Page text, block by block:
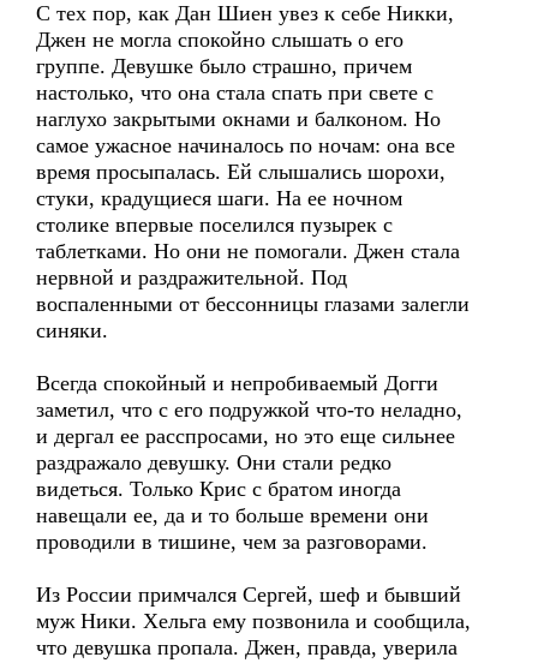
С тех пор, как Дан Шиен увез к себе Никки,
Джен не могла спокойно слышать о его
группе. Девушке было страшно, причем
настолько, что она стала спать при свете с
наглухо закрытыми окнами и балконом. Но
самое ужасное начиналось по ночам: она все
время просыпалась. Ей слышались шорохи,
стуки, крадущиеся шаги. На ее ночном
столике впервые поселился пузырек с
таблетками. Но они не помогали. Джен стала
нервной и раздражительной. Под
воспаленными от бессонницы глазами залегли
синяки.
Всегда спокойный и непробиваемый Догги
заметил, что с его подружкой что-то неладно,
и дергал ее расспросами, но это еще сильнее
раздражало девушку. Они стали редко
видеться. Только Крис с братом иногда
навещали ее, да и то больше времени они
проводили в тишине, чем за разговорами.
Из России примчался Сергей, шеф и бывший
муж Ники. Хельга ему позвонила и сообщила,
что девушка пропала. Джен, правда, уверила